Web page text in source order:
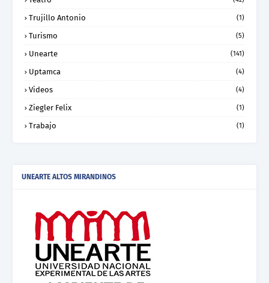
Trujillo Antonio (1)
Turismo (5)
Unearte (141)
Uptamca (4)
Videos (4)
Ziegler Felix (1)
Trabajo (1)
UNEARTE ALTOS MIRANDINOS